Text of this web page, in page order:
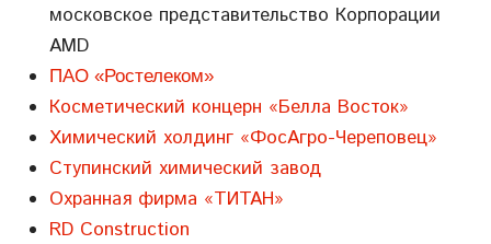
московское представительство Корпорации
AMD
ПАО «Ростелеком»
Косметический концерн «Белла Восток»
Химический холдинг «ФосАгро-Череповец»
Ступинский химический завод
Охранная фирма «ТИТАН»
RD Construction